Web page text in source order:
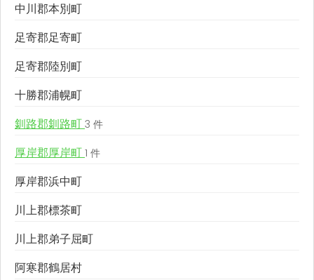
中川郡本別町
足寄郡足寄町
足寄郡陸別町
十勝郡浦幌町
釧路郡釧路町 3 件
厚岸郡厚岸町 1 件
厚岸郡浜中町
川上郡標茶町
川上郡弟子屈町
阿寒郡鶴居村